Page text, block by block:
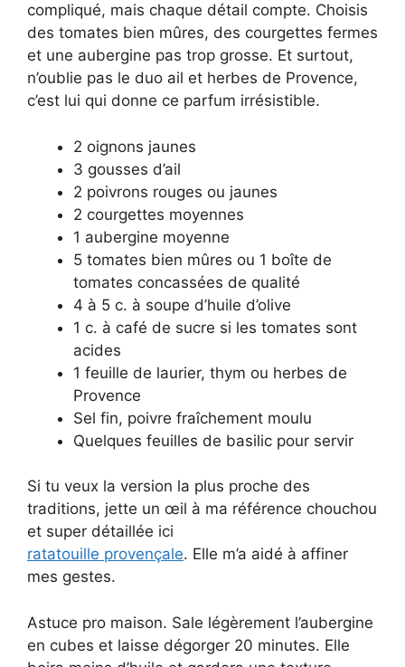
compliqué, mais chaque détail compte. Choisis
des tomates bien mûres, des courgettes fermes
et une aubergine pas trop grosse. Et surtout,
n’oublie pas le duo ail et herbes de Provence,
c’est lui qui donne ce parfum irrésistible.
2 oignons jaunes
3 gousses d’ail
2 poivrons rouges ou jaunes
2 courgettes moyennes
1 aubergine moyenne
5 tomates bien mûres ou 1 boîte de
tomates concassées de qualité
4 à 5 c. à soupe d’huile d’olive
1 c. à café de sucre si les tomates sont
acides
1 feuille de laurier, thym ou herbes de
Provence
Sel fin, poivre fraîchement moulu
Quelques feuilles de basilic pour servir
Si tu veux la version la plus proche des
traditions, jette un œil à ma référence chouchou
et super détaillée ici
ratatouille provençale. Elle m’a aidé à affiner
mes gestes.
Astuce pro maison. Sale légèrement l’aubergine
en cubes et laisse dégorger 20 minutes. Elle